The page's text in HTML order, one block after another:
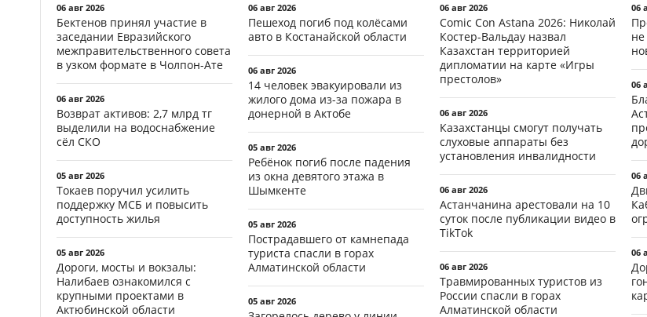
06 авг 2026
Бектенов принял участие в
заседании Евразийского
межправительственного совета
в узком формате в Чолпон-Ате
06 авг 2026
Возврат активов: 2,7 млрд тг
выделили на водоснабжение
сёл СКО
05 авг 2026
Токаев поручил усилить
поддержку МСБ и повысить
доступность жилья
05 авг 2026
Дороги, мосты и вокзалы:
Налибаев ознакомился с
крупными проектами в
Актюбинской области
06 авг 2026
Пешеход погиб под колёсами
авто в Костанайской области
06 авг 2026
14 человек эвакуировали из
жилого дома из-за пожара в
донерной в Актобе
05 авг 2026
Ребёнок погиб после падения
из окна девятого этажа в
Шымкенте
05 авг 2026
Пострадавшего от камнепада
туриста спасли в горах
Алматинской области
05 авг 2026
06 авг 2026
Comic Con Astana 2026: Николай
Костер-Вальдау назвал
Казахстан территорией
дипломатии на карте «Игры
престолов»
06 авг 2026
Казахстанцы смогут получать
слуховые аппараты без
установления инвалидности
06 авг 2026
Астанчанина арестовали на 10
суток после публикации видео в
TikTok
06 авг 2026
Травмированных туристов из
России спасли в горах
Алматинской области
06
не
06
06
06